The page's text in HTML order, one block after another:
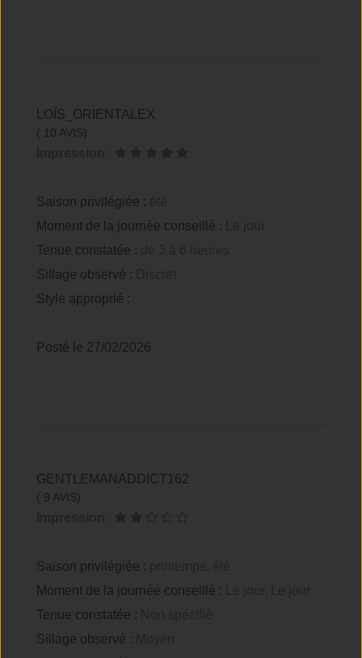
LOÏS_ORIENTALEX
( 10 AVIS)
Impression :
Saison privilégiée : été
Moment de la journée conseillé :
Le jour
Tenue constatée : de 3 à 6 heures
Sillage observé : Discret
Style approprié :
Posté le 27/02/2026
GENTLEMANADDICT162
( 9 AVIS)
Impression :
Saison privilégiée : printemps, été
Moment de la journée conseillé :
Le jour, Le jour
Tenue constatée : Non spécifié
Sillage observé : Moyen